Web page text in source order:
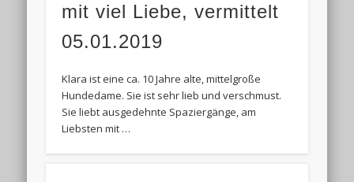
mit viel Liebe, vermittelt
05.01.2019
Klara ist eine ca. 10 Jahre alte, mittelgroße
Hundedame. Sie ist sehr lieb und verschmust.
Sie liebt ausgedehnte Spaziergänge, am
Liebsten mit …